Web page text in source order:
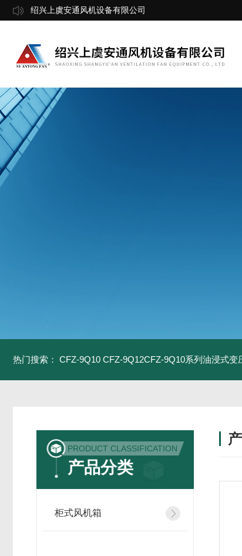
绍兴上虞安通风机设备有限公司
热门搜索： CFZ-9Q10 CFZ-9Q12CFZ-9Q10系列油浸式变
PRODUCT CLASSIFICATION
产品分类
柜式风机箱